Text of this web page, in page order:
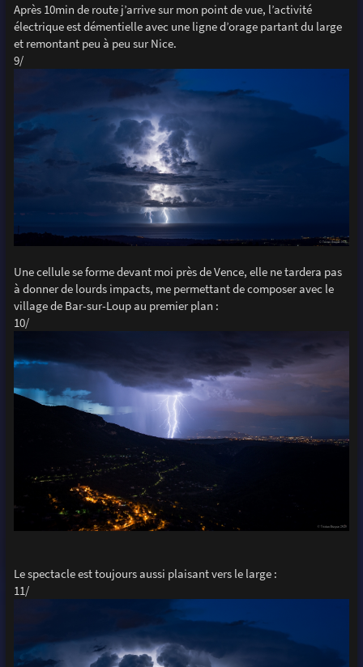
Après 10min de route j’arrive sur mon point de vue, l’activité
électrique est démentielle avec une ligne d’orage partant du large
et remontant peu à peu sur Nice.
9/
Une cellule se forme devant moi près de Vence, elle ne tardera pas
à donner de lourds impacts, me permettant de composer avec le
village de Bar-sur-Loup au premier plan :
10/
Le spectacle est toujours aussi plaisant vers le large :
11/